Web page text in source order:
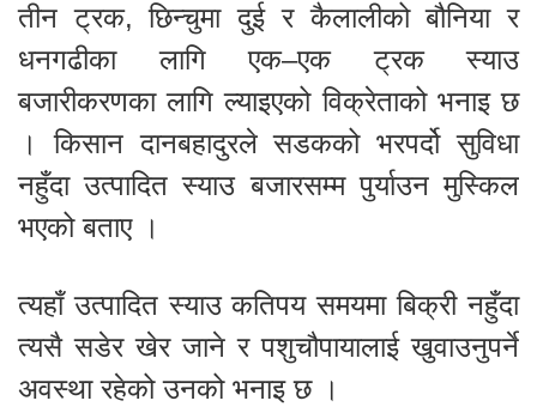
तीन ट्रक, छिन्चुमा दुई र कैलालीको बौनिया र
धनगढीका लागि एक–एक ट्रक स्याउ
बजारीकरणका लागि ल्याइएको विक्रेताको भनाइ छ
। किसान दानबहादुरले सडकको भरपर्दो सुविधा
नहुँदा उत्पादित स्याउ बजारसम्म पुर्याउन मुस्किल
भएको बताए ।
त्यहाँ उत्पादित स्याउ कतिपय समयमा बिक्री नहुँदा
त्यसै सडेर खेर जाने र पशुचौपायालाई खुवाउनुपर्ने
अवस्था रहेको उनको भनाइ छ ।